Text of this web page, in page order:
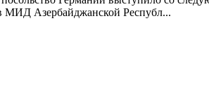
МИД Азербайджанской Республ...